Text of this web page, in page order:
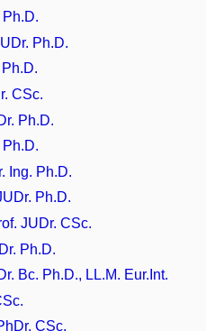
Ph.D.
CSc.
Ph.D.
Ing. Ph.D.
Ph.D.
JUDr. CSc.
Ph.D.
Bc. Ph.D., LL.M. Eur.Int.
CSc.